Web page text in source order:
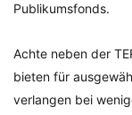
Publikumsfonds.
Achte neben der
bieten für
verlangen bei